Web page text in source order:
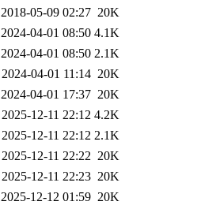
2018-05-09 02:27 20K
2024-04-01 08:50 4.1K
2024-04-01 08:50 2.1K
2024-04-01 11:14 20K
2024-04-01 17:37 20K
2025-12-11 22:12 4.2K
2025-12-11 22:12 2.1K
2025-12-11 22:22 20K
2025-12-11 22:23 20K
2025-12-12 01:59 20K